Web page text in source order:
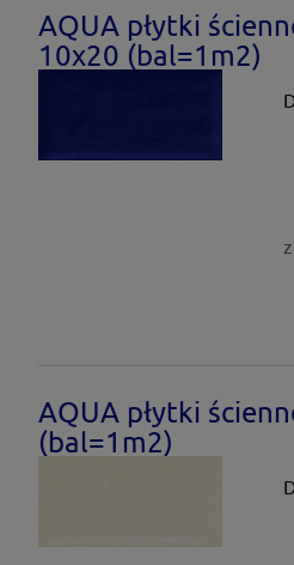
AQUA płytki
10x20 (bal=1m2)
AQUA płytki
(bal=1m2)